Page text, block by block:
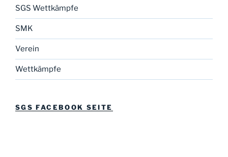
SGS Wettkämpfe
SMK
Verein
Wettkämpfe
SGS FACEBOOK SEITE